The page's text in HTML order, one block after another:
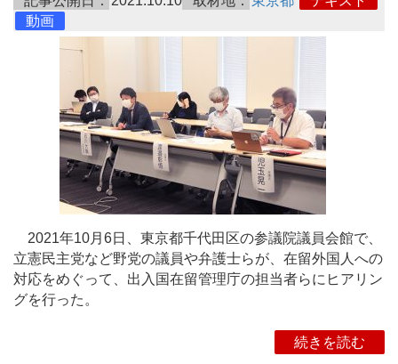
動画
2021年10月6日、東京都千代田区の参議院議員会館で、
立憲民主党など野党の議員や弁護士らが、在留外国人への
対応をめぐって、出入国在留管理庁の担当者らにヒアリン
グを行った。
続きを読む